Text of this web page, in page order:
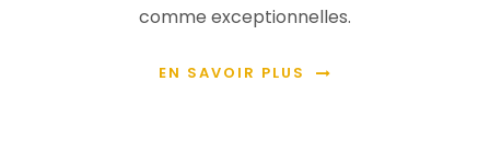
comme exceptionnelles.
EN SAVOIR PLUS